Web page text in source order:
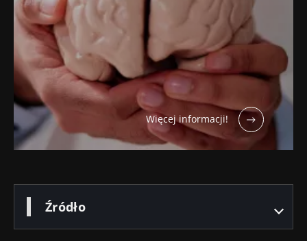
Więcej informacji!
Źródło